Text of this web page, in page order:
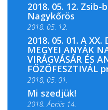
2018. 05. 11. 19 óra
2018. 05. 12. Zsib-
Nagykőrös
2018. 05. 12.
2018. 05. 01. A XX.
MEGYEI ANYÁK
VIRÁGVÁSÁR ÉS
FŐZŐFESZTIVÁL
2018, 05. 01.
Mi szedjük!
2018. Április 14.